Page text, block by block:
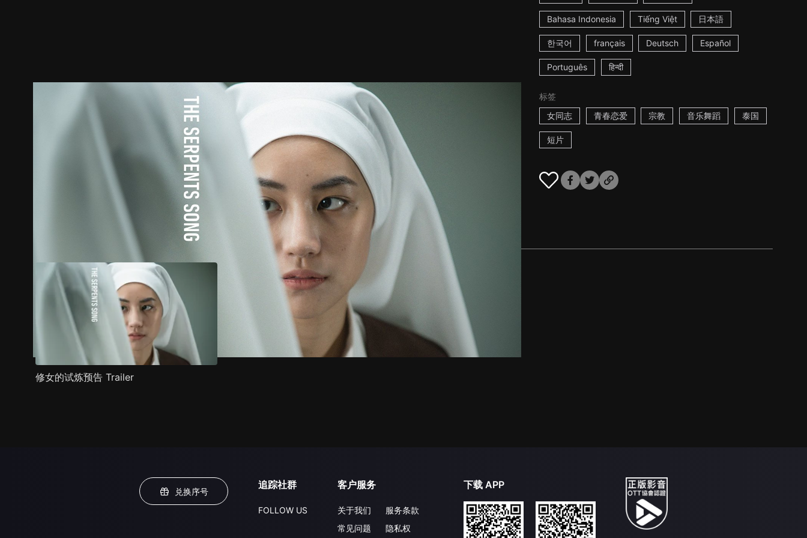
Bahasa Indonesia Tiếng Việt 日本語
한국어 français Deutsch Español
Português हिन्दी
标签
女同志
青春恋爱 宗教 音乐舞蹈 泰国
短片
推荐影片 剧情介绍
修女的试炼预告 Trailer
兑换序号
追踪社群
FOLLOW US
客户服务
关于我们
常见问题
服务条款
隐私权
下载 APP